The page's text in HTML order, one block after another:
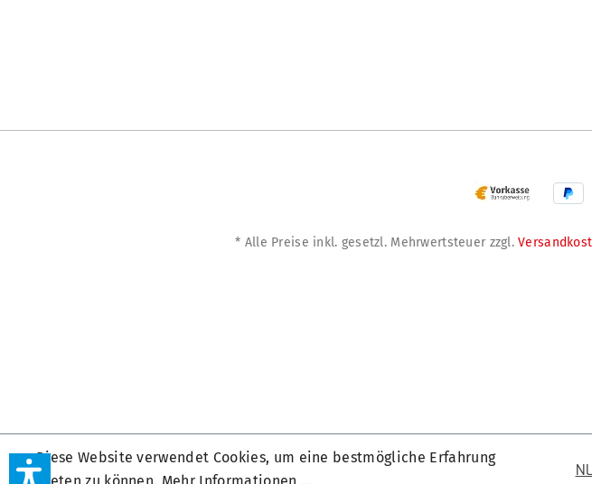
* Alle Preise inkl. gesetzl. Mehrwertsteuer zzgl.
Diese Website verwendet Cookies, um eine bestmögliche Erfahrung
bieten zu können. Mehr Informationen ...